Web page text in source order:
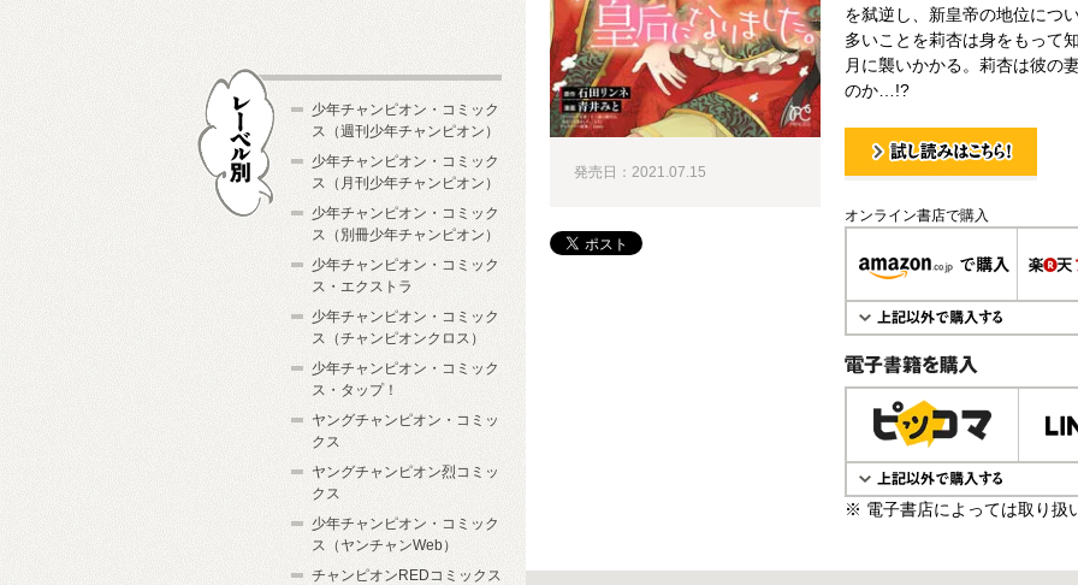
を弑逆し、新皇帝の地位につ
多いことを莉杏は身をもって
月に襲いかかる。莉杏は彼の
のか…!?
オンライン書店で購入
電子書籍で購入
※ 電子書店によっては取り扱
発売日：2021.07.15
少年チャンピオン・コミック
ス（週刊少年チャンピオン）
少年チャンピオン・コミック
ス（月刊少年チャンピオン）
少年チャンピオン・コミック
ス（別冊少年チャンピオン）
少年チャンピオン・コミック
ス・エクストラ
少年チャンピオン・コミック
ス（チャンピオンクロス）
少年チャンピオン・コミック
ス・タップ！
ヤングチャンピオン・コミッ
クス
ヤングチャンピオン烈コミッ
クス
少年チャンピオン・コミック
ス（ヤンチャンWeb）
チャンピオンREDコミックス